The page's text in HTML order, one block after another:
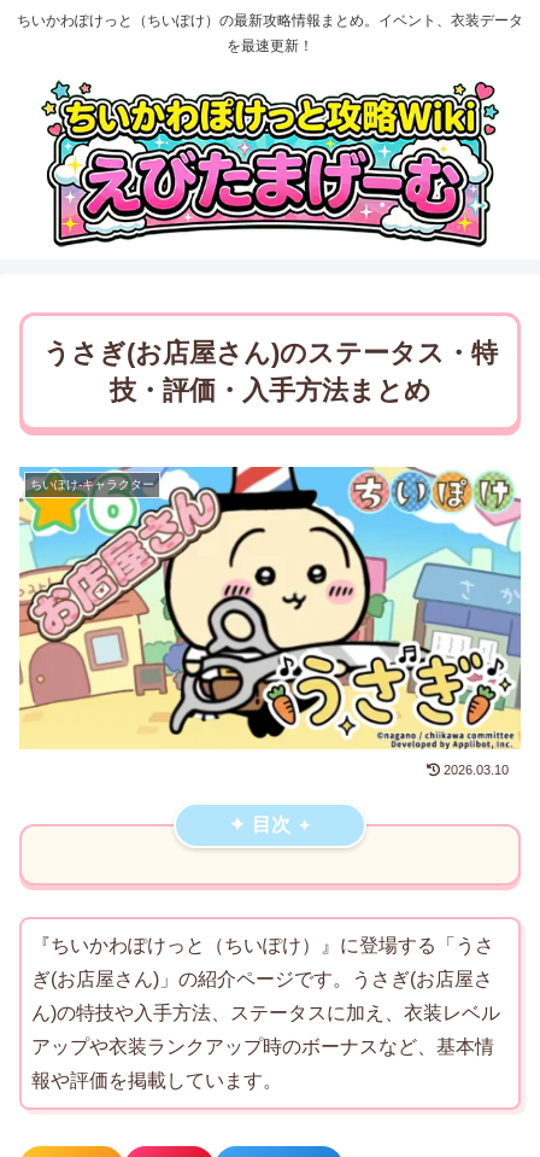
ちいかわぽけっと（ちいぽけ）の最新攻略情報まとめ。イベント、衣装データ
を最速更新！
うさぎ(お店屋さん)のステータス・特
技・評価・入手方法まとめ
ちいぽけ-キャラクター
2026.03.10
目次
『ちいかわぽけっと（ちいぽけ）』に登場する「うさ
ぎ(お店屋さん)」の紹介ページです。うさぎ(お店屋さ
ん)の特技や入手方法、ステータスに加え、衣装レベル
アップや衣装ランクアップ時のボーナスなど、基本情
報や評価を掲載しています。